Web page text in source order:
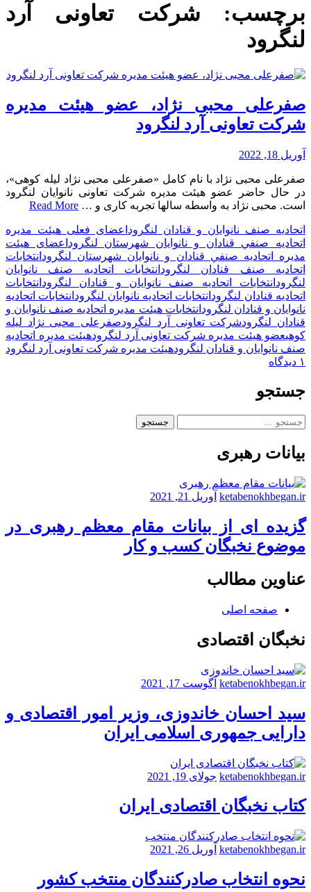
برچسب: شرکت تعاونی آرد
لنگرود
صفرعلی محبی نژاد، عضو هیئت مدیره
شرکت تعاونی آرد لنگرود
آوریل 18, 2022
صفرعلی محبی نژاد با نام کامل «صفرعلی محبی نژاد لیله کوهی»،
در حال حاضر عضو هیئت مدیره شرکت تعاونی نانوایان لنگرود
است. محبی نژاد به واسطه سالها تجربه کاری و … Read More
اتحادیه صنف نانوایان و قنادان لنگرود اعضای فعلی هیئت مدیره
اتحاديه صنفي قنادان و نانوایان شهرستان لنگرود اعضای هیئت
مدیره اتحاديه صنفي قنادان و نانوایان شهرستان لنگرود انتخابات
اتحادیه صنف قنادان لنگرود انتخابات اتحادیه صنف نانوایان
لنگرود انتخابات اتحادیه صنف نانوایان و قنادان لنگرود انتخابات
اتحادیه قنادان لنگرود انتخابات اتحادیه نانوایان لنگرود انتخابات اتحادیه
نانوایان و قنادان لنگرود انتخابات هیئت مدیره اتحادیه صنف نانوایان و
قنادان لنگرودشرکت تعاونی آرد لنگرودصفرعلی محبی نژاد لیله
کوهیعضو هیئت مدیره شرکت تعاونی آرد لنگرودهیئت مدیره اتحادیه
صنف نانوایان و قنادان لنگرودهیئت مدیره شرکت تعاونی آرد لنگرود
۱ دیدگاه
محبی
نژاد،
عضو
هیئت
شرکت
تعاونی
آرد
لنگرود
جستجو
جستجو
بیانات رهبری
ketabenokhbegan.ir آوریل 21, 2021
گزیده ای از بیانات مقام معظم رهبری در
موضوع نخبگان کسب و کار
عناوین مطالب
صفحه اصلی
نخبگان اقتصادی
ketabenokhbegan.ir آگوست 17, 2021
سید احسان خاندوزی، وزیر امور اقتصادی و
دارایی جمهوری اسلامی ایران
ketabenokhbegan.ir جولای 19, 2021
کتاب نخبگان اقتصادی ایران
ketabenokhbegan.ir آوریل 26, 2021
نحوه انتخاب صادرکنندگان منتخب کشور